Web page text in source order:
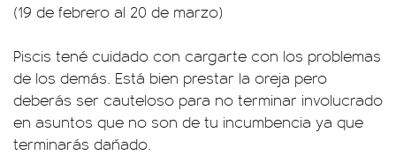
(19 de febrero al 20 de marzo)
Piscis tené cuidado con cargarte con los problemas
de los demás. Está bien prestar la oreja pero
deberás ser cauteloso para no terminar involucrado
en asuntos que no son de tu incumbencia ya que
terminarás dañado.